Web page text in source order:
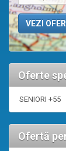
Oferte
SENIORI +55
Ofertă